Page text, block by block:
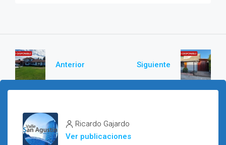
Anterior Siguiente
Ricardo Gajardo
Ver publicaciones